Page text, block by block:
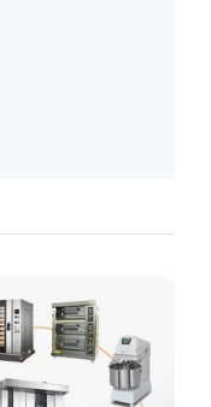
Peralatan